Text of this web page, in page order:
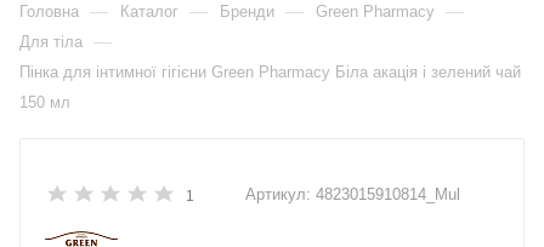
Головна — Каталог — Бренди — Green Pharmacy —
Для тіла —
Пінка для інтимної гігієни Green Pharmacy Біла акація і зелений чай
150 мл
1 Артикул: 4823015910814_Mul